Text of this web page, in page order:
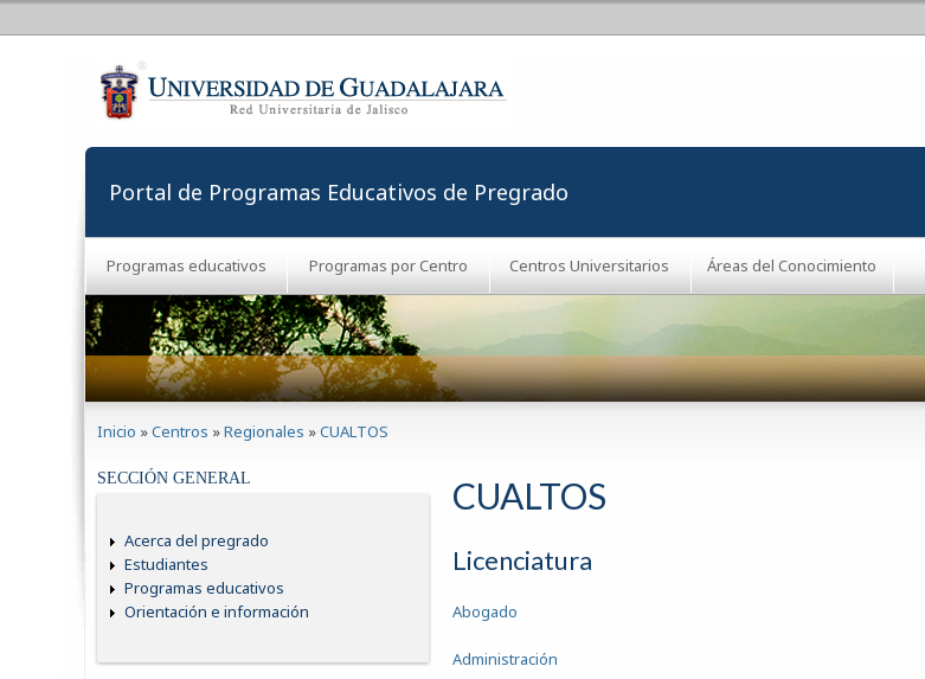
Portal de Programas Educativos de Pregrado
Programas educativos Programas por Centro Centros Universitarios Áreas del Conocimiento
Inicio »Centros »Regionales »CUALTOS
SECCIÓN GENERAL
Acerca del pregrado
Estudiantes
Programas educativos
Orientación e información
CUALTOS
Licenciatura
Abogado
Administración